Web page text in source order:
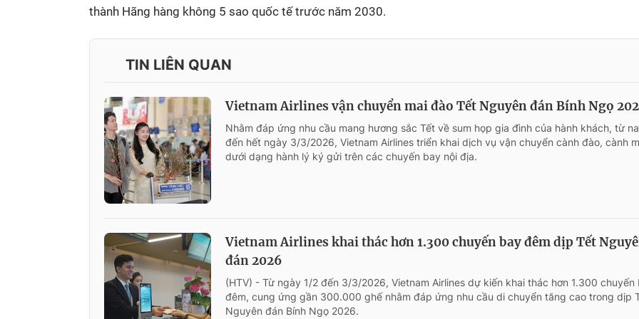
thành Hãng hàng không 5 sao quốc tế trước năm 2030.
TIN LIÊN QUAN
Vietnam Airlines vận chuyển mai đào Tết Nguyên đán Bính Ngọ
Nhằm đáp ứng nhu cầu mang hương sắc Tết về sum họp gia đình của hành khách, từ
đến hết ngày 3/3/2026, Vietnam Airlines triển khai dịch vụ vận chuyển cành đào, cành
dưới dạng hành lý ký gửi trên các chuyến bay nội địa.
Vietnam Airlines khai thác hơn 1.300 chuyến bay đêm dịp Tết
đán 2026
(HTV) - Từ ngày 1/2 đến 3/3/2026, Vietnam Airlines dự kiến khai thác hơn 1.300 chuyến
đêm, cung ứng gần 300.000 ghế nhằm đáp ứng nhu cầu di chuyển tăng cao trong dịp
Nguyên đán Bính Ngọ 2026.